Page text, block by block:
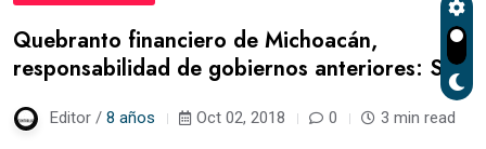
Quebranto financiero de Michoacán,
responsabilidad de gobiernos anteriores: SAC
Editor / 8 años Oct 02, 2018 0 3 min read